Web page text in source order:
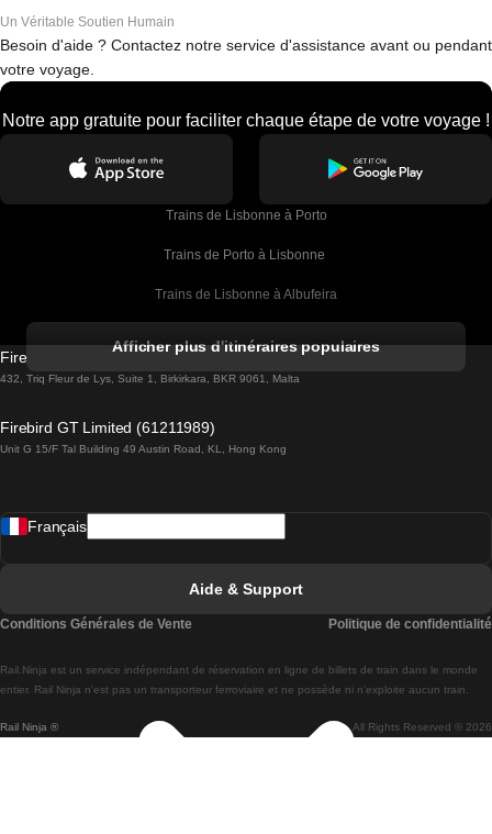
Un Véritable Soutien Humain
Besoin d'aide ? Contactez notre service d'assistance avant ou pendant
votre voyage.
Notre app gratuite pour faciliter chaque étape de votre voyage !
Trains de Lisbonne à Porto
Trains de Porto à Lisbonne
Trains de Lisbonne à Albufeira
Trains de Lisbonne à Lagos
Trains de Lisbonne à Madrid
Trains de Lisbonne à Braga
Trains de Braga à Lisbonne
Afficher plus d'itinéraires populaires
Firebird GT Limited (OC 1451)
432, Triq Fleur de Lys, Suite 1, Birkirkara, BKR 9061, Malta
Firebird GT Limited (61211989)
Unit G 15/F Tal Building 49 Austin Road, KL, Hong Kong
Rail Ninja ® All Rights Reserved © 2026
Rail.Ninja est un service indépendant de réservation en ligne de billets de train dans le monde
entier. Rail Ninja n'est pas un transporteur ferroviaire et ne possède ni n'exploite aucun train.
Français
Aide & Support
Conditions Générales de Vente Politique de confidentialité